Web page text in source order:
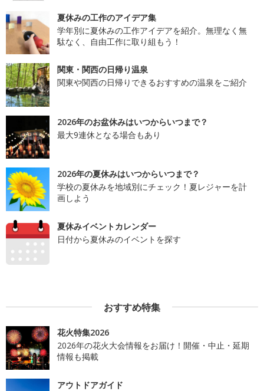
夏休みの工作のアイデア集
学年別に夏休みの工作アイデアを紹介。無理なく無
駄なく、自由工作に取り組もう！
関東・関西の日帰り温泉
関東や関西の日帰りできるおすすめの温泉をご紹介
2026年のお盆休みはいつからいつまで？
最大9連休となる場合もあり
2026年の夏休みはいつからいつまで？
学校の夏休みを地域別にチェック！夏レジャーを計
画しよう
夏休みイベントカレンダー
日付から夏休みのイベントを探す
おすすめ特集
花火特集2026
2026年の花火大会情報をお届け！開催・中止・延期
情報も掲載
アウトドアガイド